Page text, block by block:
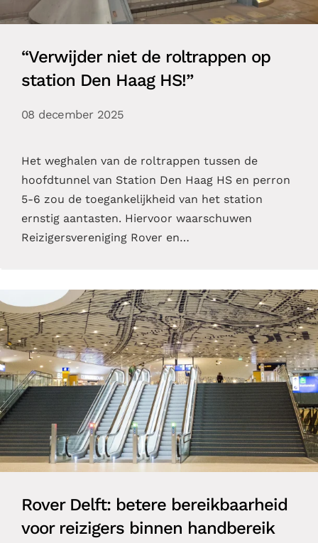
“Verwijder niet de roltrappen op
station Den Haag HS!”
08 december 2025
Het weghalen van de roltrappen tussen de
hoofdtunnel van Station Den Haag HS en perron
5-6 zou de toegankelijkheid van het station
ernstig aantasten. Hiervoor waarschuwen
Reizigersvereniging Rover en…
Rover Delft: betere bereikbaarheid
voor reizigers binnen handbereik